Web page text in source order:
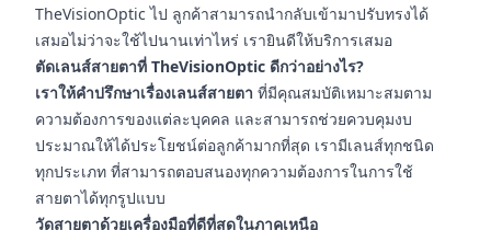
TheVisionOptic ไป ลูกค้าสามารถนำกลับเข้ามาปรับทรงได้
เสมอไม่ว่าจะใช้ไปนานเท่าไหร่ เรายินดีให้บริการเสมอ
ตัดเลนส์สายตาที่ TheVisionOptic ดีกว่าอย่างไร?
เราให้คำปรึกษาเรื่องเลนส์สายตา ที่มีคุณสมบัติเหมาะสมตาม
ความต้องการของแต่ละบุคคล และสามารถช่วยควบคุมงบ
ประมาณให้ได้ประโยชน์ต่อลูกค้ามากที่สุด เรามีเลนส์ทุกชนิด
ทุกประเภท ที่สามารถตอบสนองทุกความต้องการในการใช้
สายตาได้ทุกรูปแบบ
วัดสายตาด้วยเครื่องมือที่ดีที่สุดในภาคเหนือ